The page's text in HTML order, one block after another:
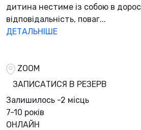
дитина нестиме із собою в
відповідальність, поваг...
ДЕТАЛЬНІШЕ
ZOOM
ЗАПИСАТИСЯ В РЕЗЕРВ
Залишилось -2 місць
7-10 років
ОНЛАЙН